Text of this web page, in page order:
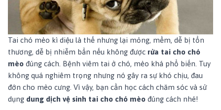
Tai chó mèo kì diệu là thế nhưng lại mỏng, mềm, dễ bị tổn
thương, dễ bị nhiễm bẩn nếu không được rửa tai cho chó
mèo đúng cách. Bệnh viêm tai ở chó, mèo khá phổ biến. Tuy
không quá nghiêm trọng nhưng nó gây ra sự khó chịu, đau
đớn cho mèo cưng. Vì vậy, bạn cần học cách chăm sóc và sử
dụng dung dịch vệ sinh tai cho chó mèo đúng cách nhé!